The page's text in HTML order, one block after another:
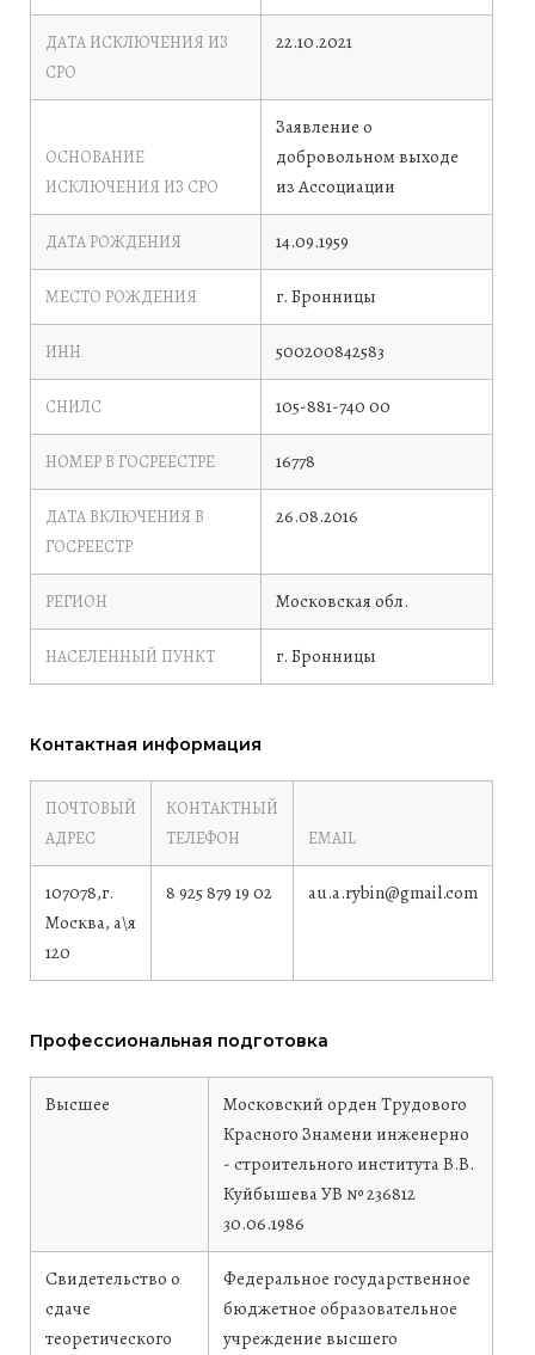
ДАТА ИСКЛЮЧЕНИЯ ИЗ
СРО
22.10.2021
ОСНОВАНИЕ
ИСКЛЮЧЕНИЯ ИЗ СРО
Заявление о
добровольном выходе
из Ассоциации
ДАТА РОЖДЕНИЯ 14.09.1959
МЕСТО РОЖДЕНИЯ г. Бронницы
ИНН 500200842583
СНИЛС 105-881-740 00
НОМЕР В ГОСРЕЕСТРЕ 16778
ДАТА ВКЛЮЧЕНИЯ В
ГОСРЕЕСТР
26.08.2016
РЕГИОН Московская обл.
НАСЕЛЕННЫЙ ПУНКТ г. Бронницы
Контактная информация
ПОЧТОВЫЙ
АДРЕС
КОНТАКТНЫЙ
ТЕЛЕФОН
EMAIL
107078,г.
Москва, а\я
120
8 925 879 19 02 au.a.rybin@gmail.com
Профессиональная подготовка
Высшее
Московский орден Трудового
Красного Знамени инженерно
- строительного института В.В.
КуйбышеваУВ № 236812
30.06.1986
Свидетельство о
сдаче
теоретического
Федеральное государственное
бюджетное образовательное
учреждение высшего